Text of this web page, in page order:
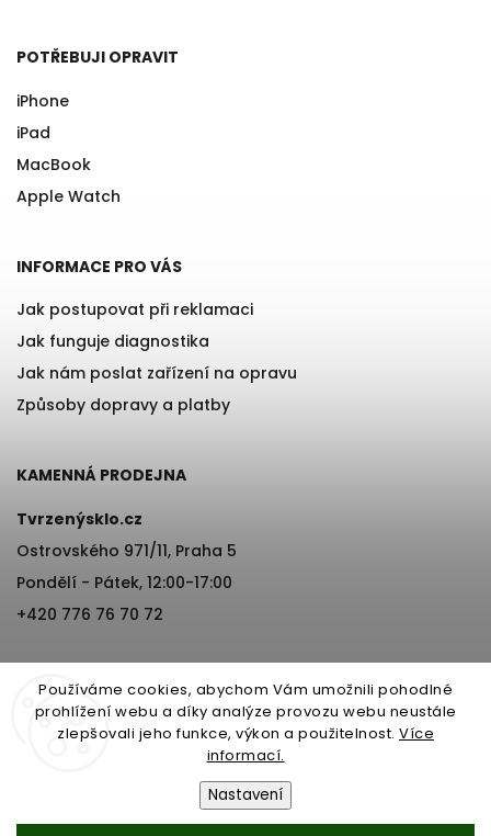
Používáme cookies, abychom Vám umožnili pohodlné
prohlížení webu a díky analýze provozu webu neustále
zlepšovali jeho funkce, výkon a použitelnost. Více
informací.
Nastavení
POTŘEBUJI OPRAVIT
iPhone
iPad
MacBook
Apple Watch
INFORMACE PRO VÁS
Jak postupovat při reklamaci
Jak funguje diagnostika
Jak nám poslat zařízení na opravu
Způsoby dopravy a platby
KAMENNÁ PRODEJNA
Tvrzenýsklo.cz
Ostrovského 971/11, Praha 5
Pondělí - Pátek, 12:00-17:00
+420 776 76 70 72
Shoptet| Design